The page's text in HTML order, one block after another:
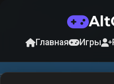
Главная Игры